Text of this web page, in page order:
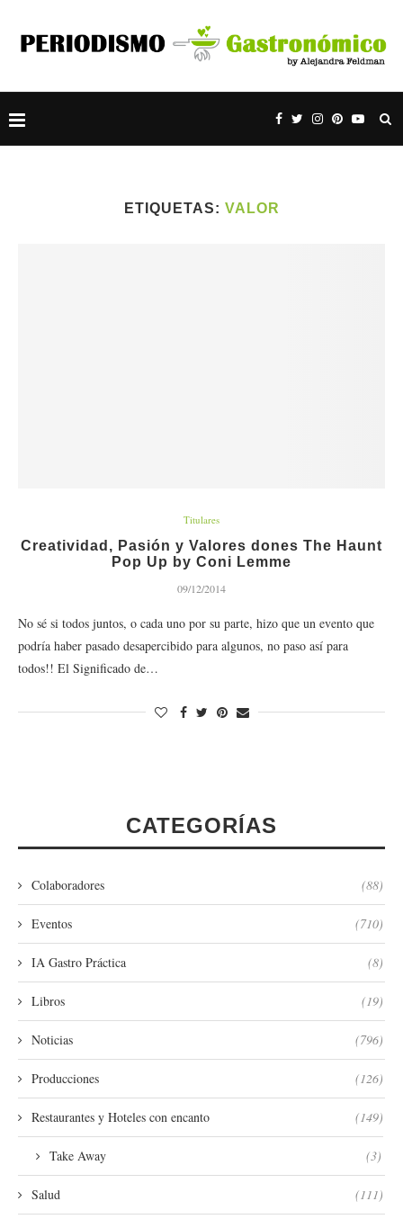
ETIQUETAS: VALOR
Titulares
Creatividad, Pasión y Valores dones The Haunt
Pop Up by Coni Lemme
09/12/2014
No sé si todos juntos, o cada uno por su parte, hizo que un evento que
podría haber pasado desapercibido para algunos, no paso así para
todos!! El Significado de…
CATEGORÍAS
Colaboradores (88)
Eventos (710)
IA Gastro Práctica (8)
Libros (19)
Noticias (796)
Producciones (126)
Restaurantes y Hoteles con encanto (149)
Take Away (3)
Salud (111)